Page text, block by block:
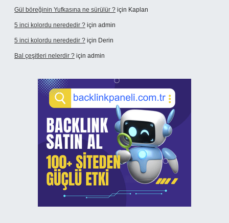
Gül böreğinin Yufkasına ne sürülür ? için Kaplan
5 inci kolordu nerededir ? için admin
5 inci kolordu nerededir ? için Derin
Bal çeşitleri nelerdir ? için admin